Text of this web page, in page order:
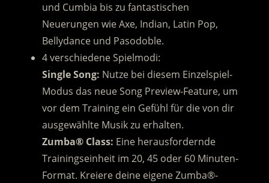
und Cumbia bis zu fantastischen
Neuerungen wie Axe, Indian, Latin Pop,
Bellydance und Pasodoble.
4 verschiedene Spielmodi:
Single Song: Nutze bei diesem Einzelspiel-
Modus das neue Song Preview-Feature, um
vor dem Training ein Gefühl für die von dir
ausgewählte Musik zu erhalten.
Zumba® Class: Eine herausfordernde
Trainingseinheit im 20, 45 oder 60 Minuten-
Format. Kreiere deine eigene Zumba®-